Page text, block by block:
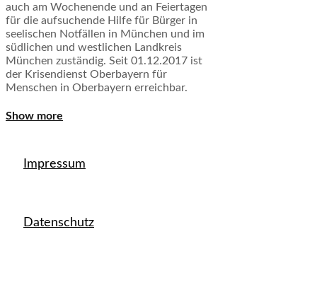
auch am Wochenende und an Feiertagen
für die aufsuchende Hilfe für Bürger in
seelischen Notfällen in München und im
südlichen und westlichen Landkreis
München zuständig. Seit 01.12.2017 ist
der Krisendienst Oberbayern für
Menschen in Oberbayern erreichbar.
Show more
Impressum
Datenschutz